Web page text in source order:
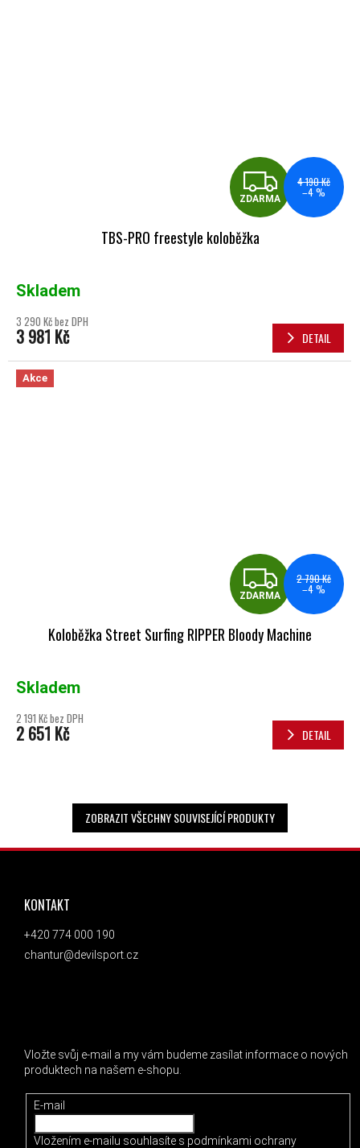
ZDARMA
4 190 Kč
–4 %
TBS-PRO freestyle koloběžka
Skladem
3 290 Kč bez DPH
3 981 Kč DETAIL
Akce
ZDARMA
2 790 Kč
–4 %
Koloběžka Street Surfing RIPPER Bloody Machine
Skladem
2 191 Kč bez DPH
2 651 Kč DETAIL
ZOBRAZIT VŠECHNY SOUVISEJÍCÍ PRODUKTY
ZÁPATÍ
KONTAKT
+420 774 000 190
chantur@devilsport.cz
Vložte svůj e-mail a my vám budeme zasílat informace o nových
produktech na našem e-shopu.
E-mail
Vložením e-mailu souhlasíte s podmínkami ochrany